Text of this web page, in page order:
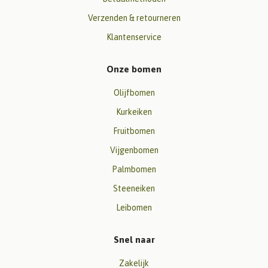
Verzenden & retourneren
Klantenservice
Onze bomen
Olijfbomen
Kurkeiken
Fruitbomen
Vijgenbomen
Palmbomen
Steeneiken
Leibomen
Snel naar
Zakelijk